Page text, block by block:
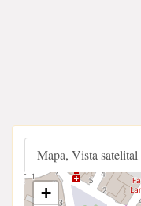
Mapa, Vista satelital
+